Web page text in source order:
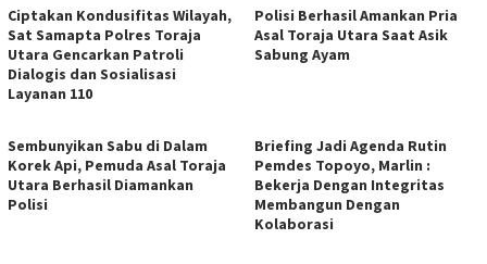
Ciptakan Kondusifitas Wilayah,
Sat Samapta Polres Toraja
Utara Gencarkan Patroli
Dialogis dan Sosialisasi
Layanan 110
Polisi Berhasil Amankan Pria
Asal Toraja Utara Saat Asik
Sabung Ayam
Sembunyikan Sabu di Dalam
Korek Api, Pemuda Asal Toraja
Utara Berhasil Diamankan
Polisi
Briefing Jadi Agenda Rutin
Pemdes Topoyo, Marlin :
Bekerja Dengan Integritas
Membangun Dengan
Kolaborasi